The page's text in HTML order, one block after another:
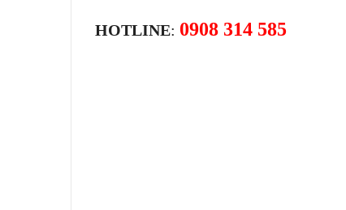
HOTLINE: 0908 314 585